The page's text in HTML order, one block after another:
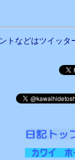
トなどはツイッタ